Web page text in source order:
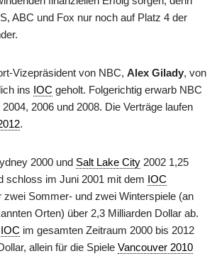
ABC und Fox nur noch auf Platz 4 der
Vizepräsident von NBC, Alex Gilady, von
ins IOC geholt. Folgerichtig erwarb NBC
2006 und 2008. Die Verträge laufen
.
2000 und Salt Lake City 2002 1,25
schloss im Juni 2001 mit dem IOC
zwei Sommer- und zwei Winterspiele (an
Orten) über 2,3 Milliarden Dollar ab.
IOC im gesamten Zeitraum 2000 bis 2012
allein für die Spiele Vancouver 2010